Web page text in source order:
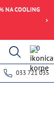
NA COOLING
0
033 721 035